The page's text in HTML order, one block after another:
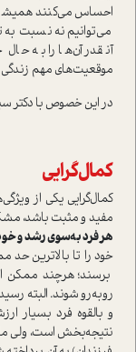
احساس مي‌كنند هميشه
مي‌توانيم نه نسبت
آنقدر آن‌ها را به حال
موقعيت‌هاي مهم
در اين خصوص با دكتر
كمال‌گرايي
كمال‌گرايي يكي از
مفيد و مثبت باشد،
هر فرد به‌سوي رشد و
خود را تا بالاترين
برسند؛ هرچند ممكن
رو‌به‌رو شوند. البته
و بالقوه فرد بسيار
نتيجه‌بخش است، ولي